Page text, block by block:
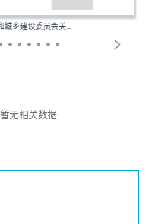
京建发[2020]321号：北京市住房和城乡建
暂无相关数据